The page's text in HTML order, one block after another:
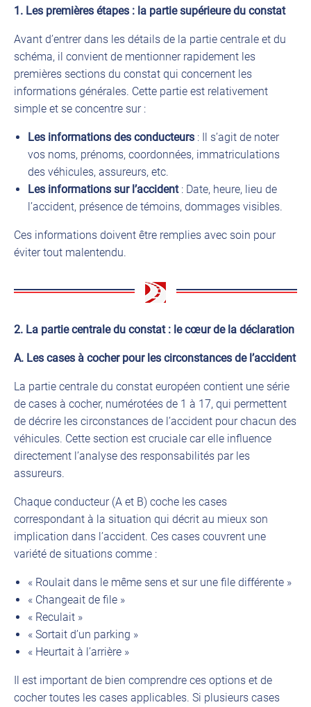
1. Les premières étapes : la partie supérieure du constat
Avant d’entrer dans les détails de la partie centrale et du
schéma, il convient de mentionner rapidement les
premières sections du constat qui concernent les
informations générales. Cette partie est relativement
simple et se concentre sur :
Les informations des conducteurs : Il s’agit de noter
vos noms, prénoms, coordonnées, immatriculations
des véhicules, assureurs, etc.
Les informations sur l’accident: Date, heure, lieu de
l’accident, présence de témoins, dommages visibles.
Ces informations doivent être remplies avec soin pour
éviter tout malentendu.
2. La partie centrale du constat : le cœur de la déclaration
A. Les cases à cocher pour les circonstances de l’accident
La partie centrale du constat européen contient une série
de cases à cocher, numérotées de 1 à 17, qui permettent
de décrire les circonstances de l’accident pour chacun des
véhicules. Cette section est cruciale car elle influence
directement l’analyse des responsabilités par les
assureurs.
Chaque conducteur (A et B) coche les cases
correspondant à la situation qui décrit au mieux son
implication dans l’accident. Ces cases couvrent une
variété de situations comme :
« Roulait dans le même sens et sur une file différente »
« Changeait de file »
« Reculait »
« Sortait d’un parking »
« Heurtait à l’arrière »
Il est important de bien comprendre ces options et de
cocher toutes les cases applicables. Si plusieurs cases